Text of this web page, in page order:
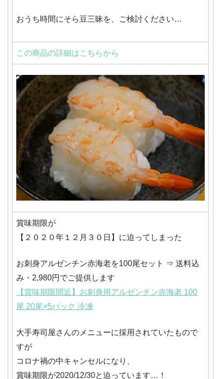
おうち時間にそら豆三昧を、ご検討ください…
この商品の詳細はこちらから
賞味期限が
【２０２０年１２月３０日】に迫ってしまった
お刺身アルゼンチン赤海老を100尾セット ⇒ 送料込
み・2,980円でご提供します
【賞味期限間近】お刺身用アルゼンチン赤海老 100
尾 20尾×5パック 冷凍
大手寿司屋さんのメニューに採用されていたもので
すが
コロナ禍の中キャンセルになり、
賞味期限が2020/12/30と迫っています…！